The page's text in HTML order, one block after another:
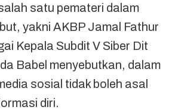
satu pemateri dalam
yakni AKBP Jamal Fathur
Kepala Subdit V Siber Dit
Babel menyebutkan, dalam
sosial tidak boleh asal
diri.